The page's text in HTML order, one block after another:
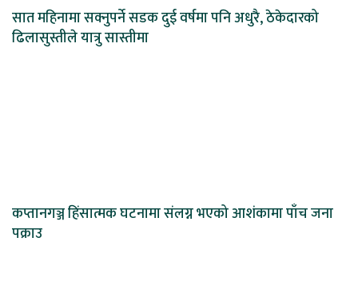
सात महिनामा सक्नुपर्ने सडक दुई वर्षमा पनि अधुरै, ठेकेदारको
ढिलासुस्तीले यात्रु सास्तीमा
कप्तानगञ्ज हिंसात्मक घटनामा संलग्न भएको आशंकामा पाँच जना
पक्राउ